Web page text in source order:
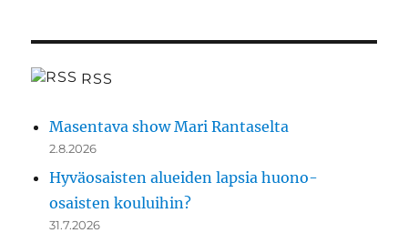
RSS
Masentava show Mari Rantaselta
2.8.2026
Hyväosaisten alueiden lapsia huono-
osaisten kouluihin?
31.7.2026